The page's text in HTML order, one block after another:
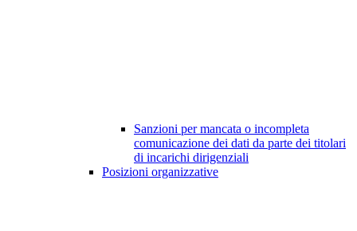
Sanzioni per mancata o incompleta
comunicazione dei dati da parte dei titolari
di incarichi dirigenziali
Posizioni organizzative